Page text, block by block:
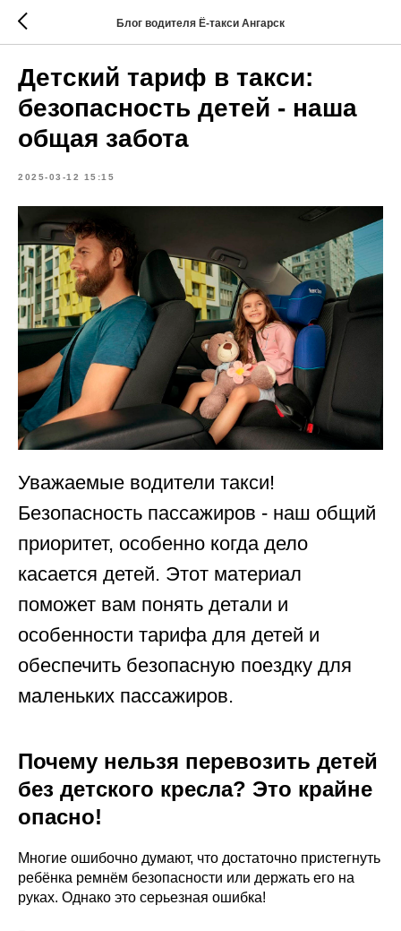
Блог водителя Ё-такси Ангарск
Детский тариф в такси:
безопасность детей - наша
общая забота
2025-03-12 15:15
Уважаемые водители такси!
Безопасность пассажиров - наш общий
приоритет, особенно когда дело
касается детей. Этот материал
поможет вам понять детали и
особенности тарифа для детей и
обеспечить безопасную поездку для
маленьких пассажиров.
Почему нельзя перевозить детей
без детского кресла? Это крайне
опасно!
Многие ошибочно думают, что достаточно пристегнуть
ребёнка ремнём безопасности или держать его на
руках. Однако это серьезная ошибка!